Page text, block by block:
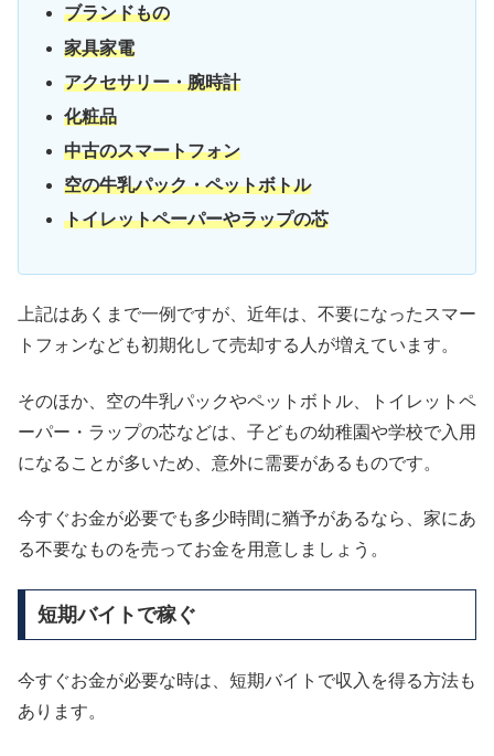
ブランドもの
家具家電
アクセサリー・腕時計
化粧品
中古のスマートフォン
空の牛乳パック・ペットボトル
トイレットペーパーやラップの芯
上記はあくまで一例ですが、近年は、不要になったスマー
トフォンなども初期化して売却する人が増えています。
そのほか、空の牛乳パックやペットボトル、トイレットペ
ーパー・ラップの芯などは、子どもの幼稚園や学校で入用
になることが多いため、意外に需要があるものです。
今すぐお金が必要でも多少時間に猶予があるなら、家にあ
る不要なものを売ってお金を用意しましょう。
短期バイトで稼ぐ
今すぐお金が必要な時は、短期バイトで収入を得る方法も
あります。